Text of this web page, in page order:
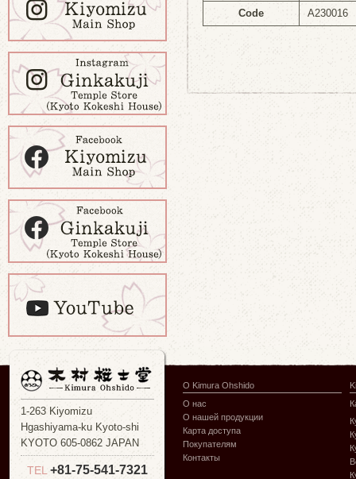
Code A230016
1-263 Kiyomizu
Hgashiyama-ku Kyoto-shi
KYOTO 605-0862 JAPAN
TEL +81-75-541-7321
О Kimura Ohshido
О нас
О нашей продукции
Карта доступа
Покупателям
Контакты